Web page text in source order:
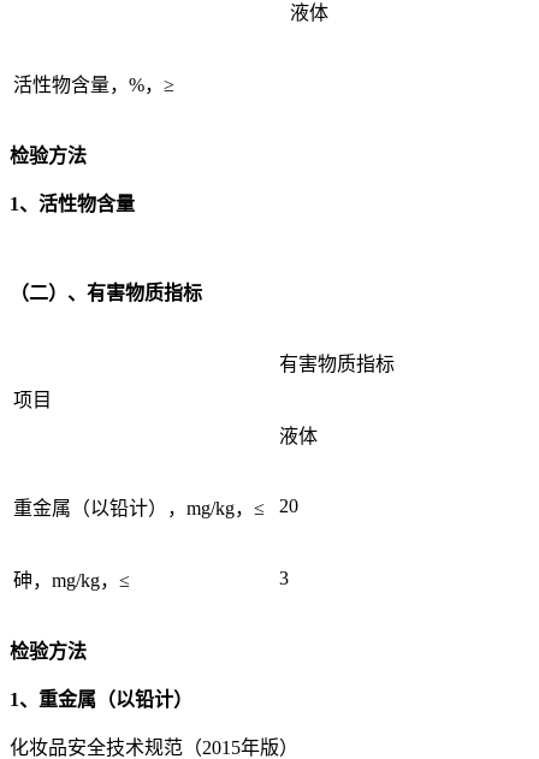
液体
活性物含量，%，≥
检验方法
1、活性物含量
（二）、有害物质指标
项目
有害物质指标
液体
重金属（以铅计），mg/kg，≤ 20
砷，mg/kg，≤ 3
检验方法
1、重金属（以铅计）
化妆品安全技术规范（2015年版）